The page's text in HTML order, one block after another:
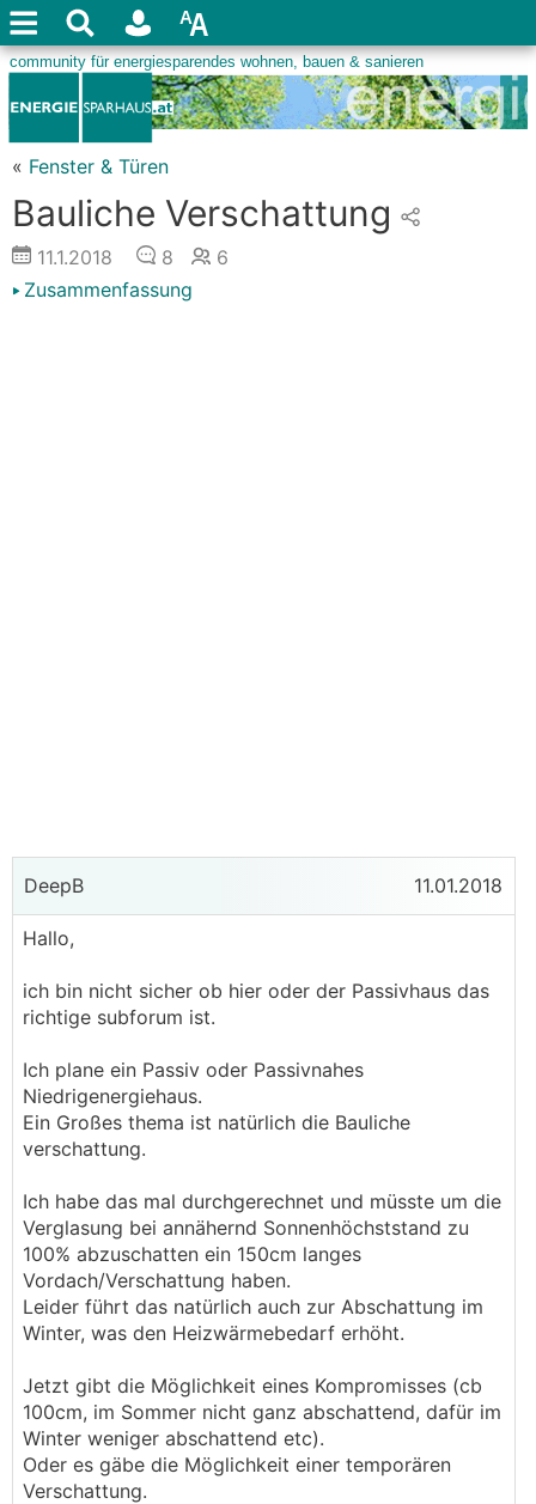
« Fenster & Türen
Bauliche Verschattung
11.1.2018 8
6
Zusammenfassung
DeepB 11.01.2018
Hallo,
ich bin nicht sicher ob hier oder der Passivhaus das
richtige subforum ist.
Ich plane ein Passiv oder Passivnahes
Niedrigenergiehaus.
Ein Großes thema ist natürlich die Bauliche
verschattung.
Ich habe das mal durchgerechnet und müsste um die
Verglasung bei annähernd Sonnenhöchststand zu
100% abzuschatten ein 150cm langes
Vordach/Verschattung haben.
Leider führt das natürlich auch zur Abschattung im
Winter, was den Heizwärmebedarf erhöht.
Jetzt gibt die Möglichkeit eines Kompromisses (cb
100cm, im Sommer nicht ganz abschattend, dafür im
Winter weniger abschattend etc).
Oder es gäbe die Möglichkeit einer temporären
Verschattung.